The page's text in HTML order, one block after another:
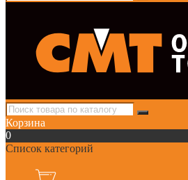
Корзина
0
Список категорий